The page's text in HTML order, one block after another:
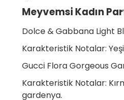
Meyvemsi Kadın
Dolce & Gabbana Light
Karakteristik Notalar:
Gucci Flora Gorgeous
Karakteristik Notalar:
gardenya.